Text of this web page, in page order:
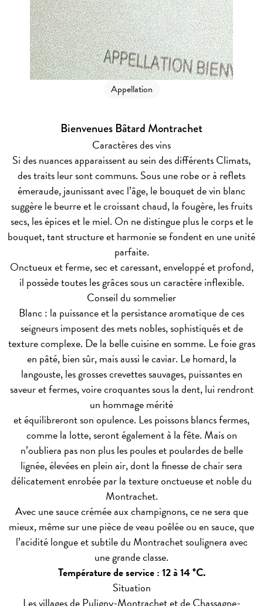
Appellation
Bienvenues Bâtard Montrachet
Caractères des vins
Si des nuances apparaissent au sein des différents Climats,
des traits leur sont communs. Sous une robe or à reflets
émeraude, jaunissant avec l’âge, le bouquet de vin blanc
suggère le beurre et le croissant chaud, la fougère, les fruits
secs, les épices et le miel. On ne distingue plus le corps et le
bouquet, tant structure et harmonie se fondent en une unité
parfaite.
Onctueux et ferme, sec et caressant, enveloppé et profond,
il possède toutes les grâces sous un caractère inflexible.
Conseil du sommelier
Blanc : la puissance et la persistance aromatique de ces
seigneurs imposent des mets nobles, sophistiqués et de
texture complexe. De la belle cuisine en somme. Le foie gras
en pâté, bien sûr, mais aussi le caviar. Le homard, la
langouste, les grosses crevettes sauvages, puissantes en
saveur et fermes, voire croquantes sous la dent, lui rendront
un hommage mérité
et équilibreront son opulence. Les poissons blancs fermes,
comme la lotte, seront également à la fête. Mais on
n’oubliera pas non plus les poules et poulardes de belle
lignée, élevées en plein air, dont la finesse de chair sera
délicatement enrobée par la texture onctueuse et noble du
Montrachet.
Avec une sauce crémée aux champignons, ce ne sera que
mieux, même sur une pièce de veau poêlée ou en sauce, que
l’acidité longue et subtile du Montrachet soulignera avec
une grande classe.
Température de service : 12 à 14 °C.
Situation
Les villages de Puligny-Montrachet et de Chassagne-